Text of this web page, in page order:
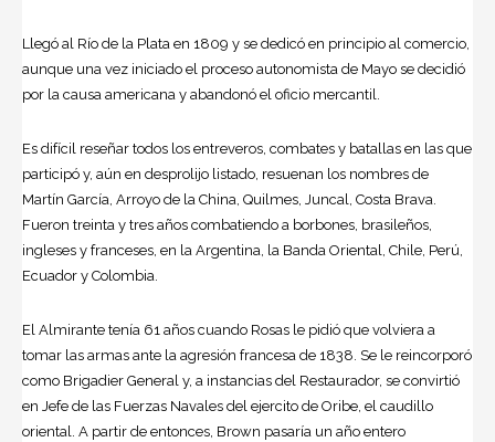
Llegó al Río de la Plata en 1809 y se dedicó en principio al comercio,
aunque una vez iniciado el proceso autonomista de Mayo se decidió
por la causa americana y abandonó el oficio mercantil.
Es difícil reseñar todos los entreveros, combates y batallas en las que
participó y, aún en desprolijo listado, resuenan los nombres de
Martín García, Arroyo de la China, Quilmes, Juncal, Costa Brava.
Fueron treinta y tres años combatiendo a borbones, brasileños,
ingleses y franceses, en la Argentina, la Banda Oriental, Chile, Perú,
Ecuador y Colombia.
El Almirante tenía 61 años cuando Rosas le pidió que volviera a
tomar las armas ante la agresión francesa de 1838. Se le reincorporó
como Brigadier General y, a instancias del Restaurador, se convirtió
en Jefe de las Fuerzas Navales del ejercito de Oribe, el caudillo
oriental. A partir de entonces, Brown pasaría un año entero